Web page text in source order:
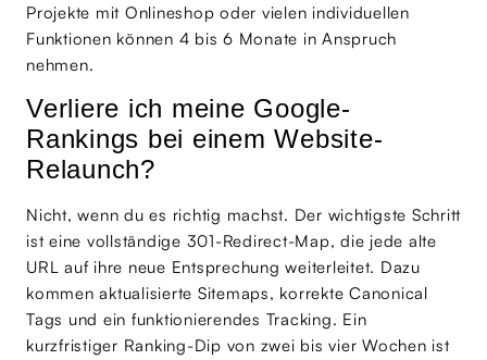
Projekte mit Onlineshop oder vielen individuellen
Funktionen können 4 bis 6 Monate in Anspruch
nehmen.
Verliere ich meine Google-
Rankings bei einem Website-
Relaunch?
Nicht, wenn du es richtig machst. Der wichtigste Schritt
ist eine vollständige 301-Redirect-Map, die jede alte
URL auf ihre neue Entsprechung weiterleitet. Dazu
kommen aktualisierte Sitemaps, korrekte Canonical
Tags und ein funktionierendes Tracking. Ein
kurzfristiger Ranking-Dip von zwei bis vier Wochen ist